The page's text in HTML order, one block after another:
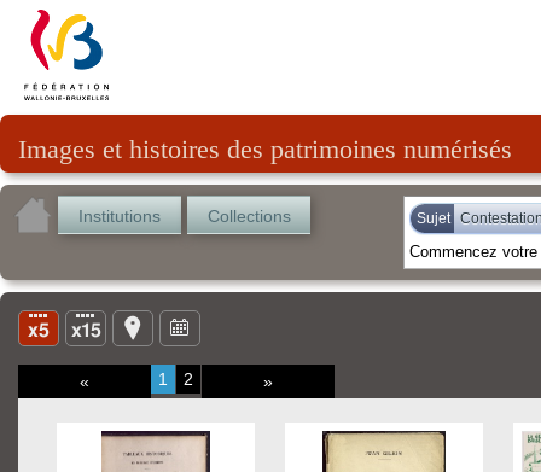
Images et histoires des patrimoines numérisés
Institutions Collections Sujet
« 1 2 »